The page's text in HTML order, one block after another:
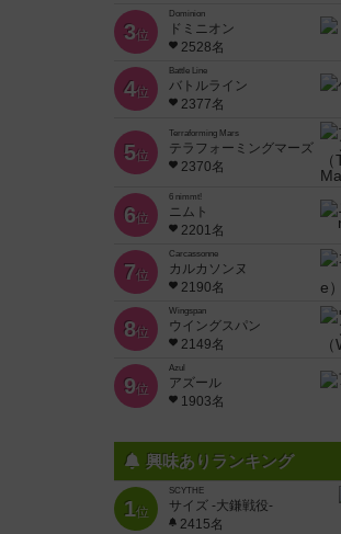
3位
Dominion
ドミニオン
2528名
4位
Battle Line
バトルライン
2377名
5位
Terraforming Mars
テラフォーミングマーズ
2370名
6位
6 nimmt!
ニムト
2201名
7位
Carcassonne
カルカソンヌ
2190名
8位
Wingspan
ウイングスパン
2149名
9位
Azul
アズール
1903名
興味ありランキング
1位
SCYTHE
サイズ -大鎌戦役-
2415名